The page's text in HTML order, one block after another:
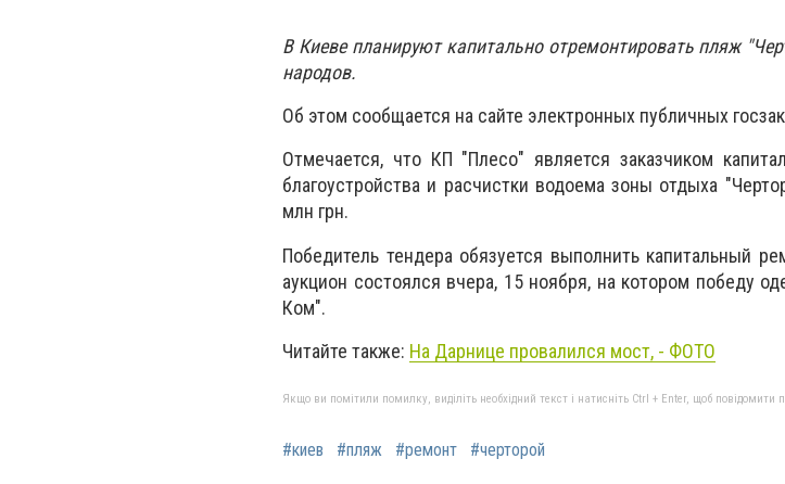
В Киеве планируют капитально отремонтировать пляж
народов.
Об этом сообщается на сайте электронных публичных
Отмечается, что КП "Плесо" является заказчиком
благоустройства и расчистки водоема зоны отдыха
млн грн.
Победитель тендера обязуется выполнить капитальный
аукцион состоялся вчера, 15 ноября, на котором победу
Ком".
Читайте также: На Дарнице провалился мост, - ФОТО
Якщо ви помітили помилку, виділіть необхідний текст і натисніть Ctrl + Enter, щоб повідомити
#киев #пляж #ремонт #черторой